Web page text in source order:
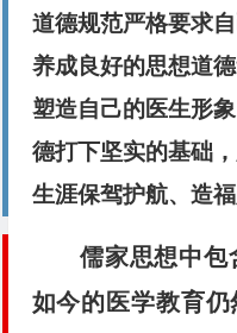
道德规范严格要求
养成良好的思想道
塑造自己的医生形
德打下坚实的基础
生涯保驾护航、造福
儒家思想中包
如今的医学教育